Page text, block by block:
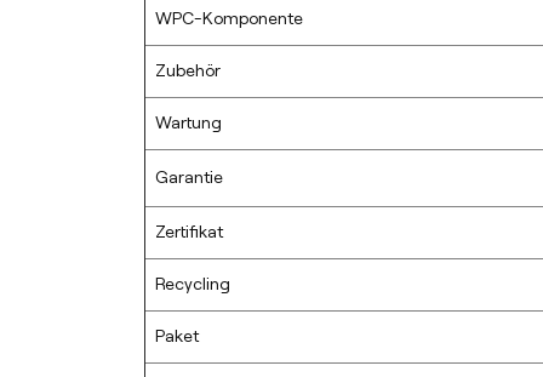
WPC-Komponente
Zubehör
Wartung
Garantie
Zertifikat
Recycling
Paket